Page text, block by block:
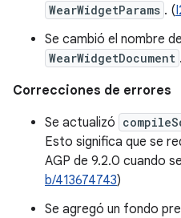
WearWidgetParams . (
Se cambió el nombre de
WearWidgetDocument
Correcciones de errores
Se actualizó
Esto significa que se
AGP de 9.2.0 cuando
b/413674743)
Se agregó un fondo